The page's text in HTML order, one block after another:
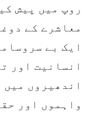
روپ میں پیش
معاشرے کے
ایک بے
انسانیت اور
اندھیروں
واہموں اور